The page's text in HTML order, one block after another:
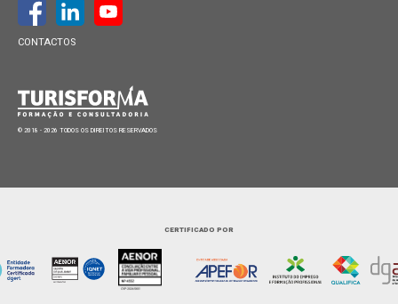
CONTACTOS
© 2018 - 2026 TODOS OS DIREITOS RESERVADOS
CERTIFICADO POR